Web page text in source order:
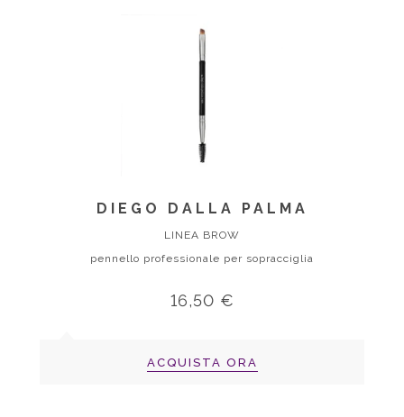
DIEGO DALLA PALMA
LINEA BROW
pennello professionale per sopracciglia
16,50 €
ACQUISTA ORA